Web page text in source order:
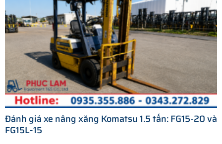
Đánh giá xe nâng xăng Komatsu 1.5 tấn: FG15-20 và
FG15L-15